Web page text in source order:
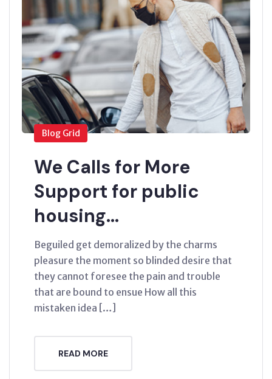
Blog Grid
We Calls for More
Support for public
housing…
Beguiled get demoralized by the charms
pleasure the moment so blinded desire that
they cannot foresee the pain and trouble
that are bound to ensue How all this
mistaken idea […]
READ MORE